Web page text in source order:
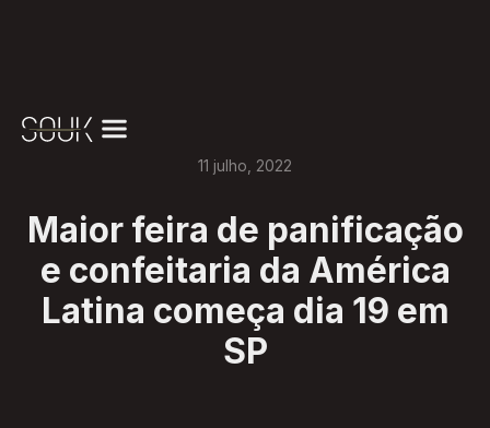
11 julho 2022
Maior feira de panificação
e confeitaria da América
Latina começa dia 19 em
SP